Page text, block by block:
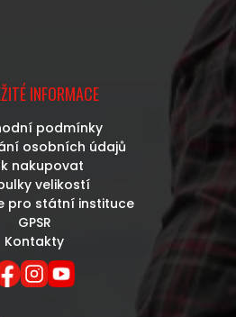
INFORMACE
podmínky
osobních údajů
nakupovat
velikostí
pro státní instituce
GPSR
Kontakty